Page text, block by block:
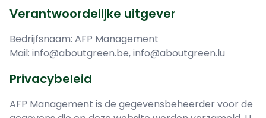
Verantwoordelijke uitgever
Bedrijfsnaam: AFP Management
Mail: info@aboutgreen.be, info@aboutgreen.lu
Privacybeleid
AFP Management is de gegevensbeheerder voor de